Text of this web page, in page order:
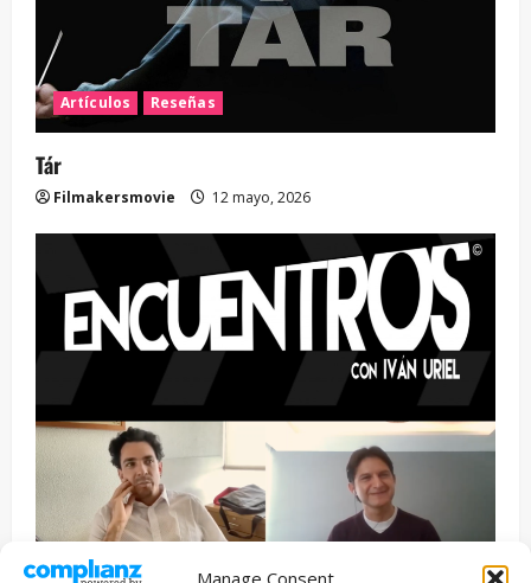
Manage Consent
Artículos Reseñas
Tár
Filmakersmovie 12 mayo, 2026